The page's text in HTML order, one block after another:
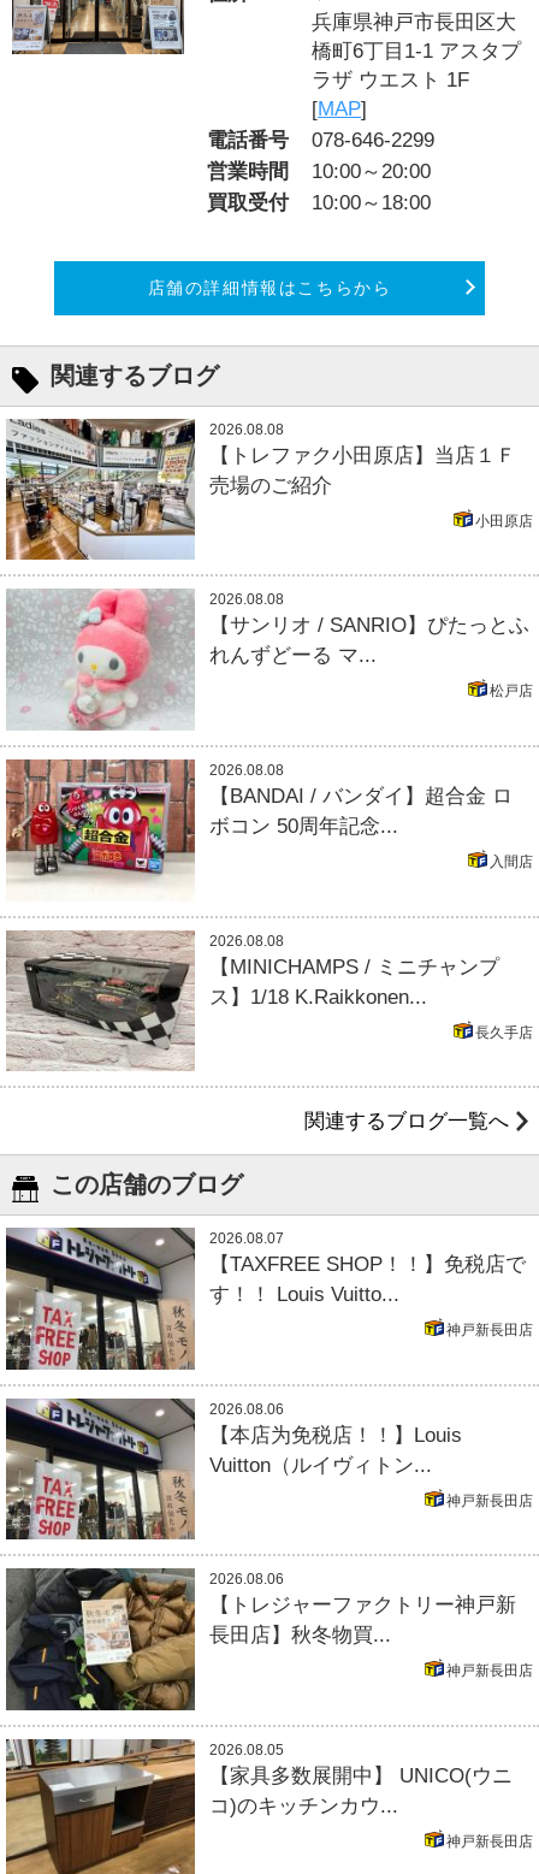
兵庫県神戸市長田区大
橋町6丁目1-1 アスタプ
ラザ ウエスト 1F
[MAP]
電話番号
078-646-2299
営業時間
10:00～20:00
買取受付
10:00～18:00
店舗の詳細情報はこちらから
関連するブログ
2026.08.08
【トレファク小田原店】当店１Ｆ
売場のご紹介
小田原店
2026.08.08
【サンリオ / SANRIO】ぴたっとふ
れんずどーる マ...
松戸店
2026.08.08
【BANDAI / バンダイ】超合金 ロ
ボコン 50周年記念...
入間店
2026.08.08
【MINICHAMPS / ミニチャンプ
ス】1/18 K.Raikkonen...
長久手店
関連するブログ一覧へ
この店舗のブログ
2026.08.07
【TAXFREE SHOP！！】免税店で
す！！ Louis Vuitto...
神戸新長田店
2026.08.06
【本店为免税店！！】Louis
Vuitton（ルイヴィトン...
神戸新長田店
2026.08.06
【トレジャーファクトリー神戸新
長田店】秋冬物買...
神戸新長田店
2026.08.05
【家具多数展開中】 UNICO(ウニ
コ)のキッチンカウ...
神戸新長田店